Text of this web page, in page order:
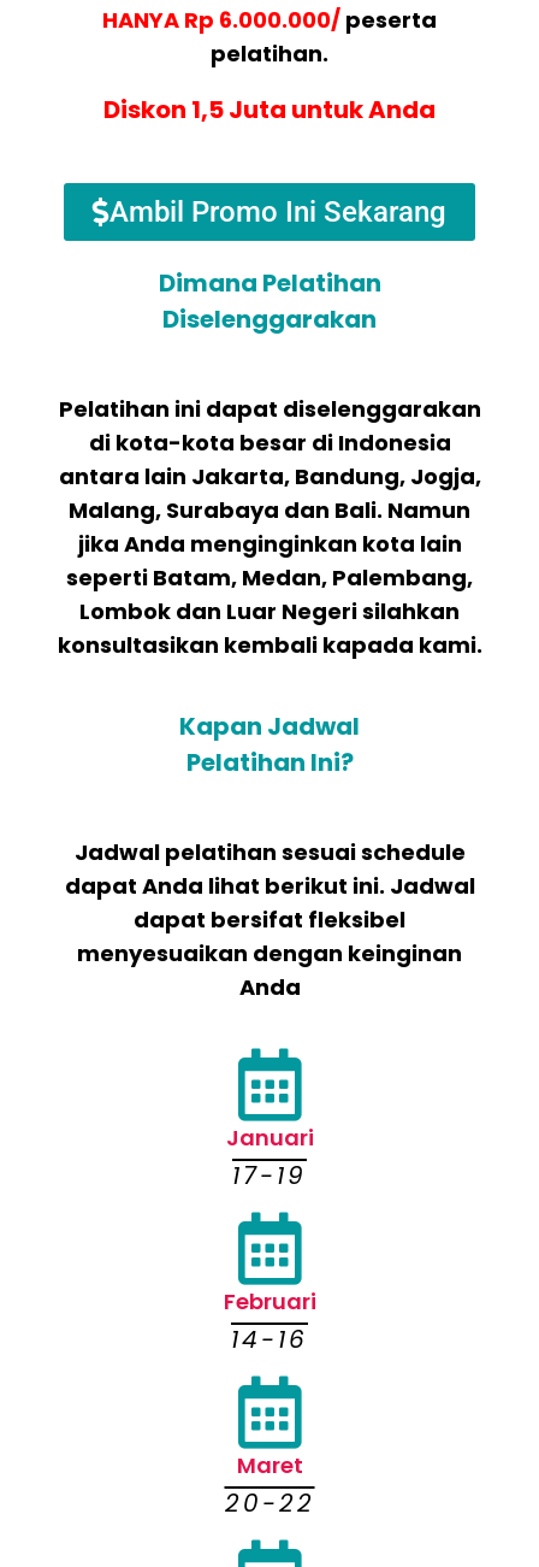
HANYA Rp 6.000.000/ peserta
pelatihan.
Diskon 1,5 Juta untuk Anda
Ambil Promo Ini Sekarang
Dimana Pelatihan
Diselenggarakan
Pelatihan ini dapat diselenggarakan
di kota-kota besar di Indonesia
antara lain Jakarta, Bandung, Jogja,
Malang, Surabaya dan Bali. Namun
jika Anda menginginkan kota lain
seperti Batam, Medan, Palembang,
Lombok dan Luar Negeri silahkan
konsultasikan kembali kapada kami.
Kapan Jadwal
Pelatihan Ini?
Jadwal pelatihan sesuai schedule
dapat Anda lihat berikut ini. Jadwal
dapat bersifat fleksibel
menyesuaikan dengan keinginan
Anda
Januari
17-19
Februari
14-16
Maret
20-22